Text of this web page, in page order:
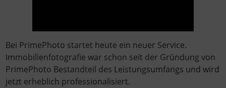
Bei PrimePhoto startet heute ein neuer Service.
Immobilienfotografie war schon seit der Gründung von
PrimePhoto Bestandteil des Leistungsumfangs und wird
jetzt erheblich professionalisiert.